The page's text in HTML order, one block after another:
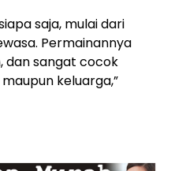
saja, mulai dari
Permainannya
dan sangat cocok
keluarga,”